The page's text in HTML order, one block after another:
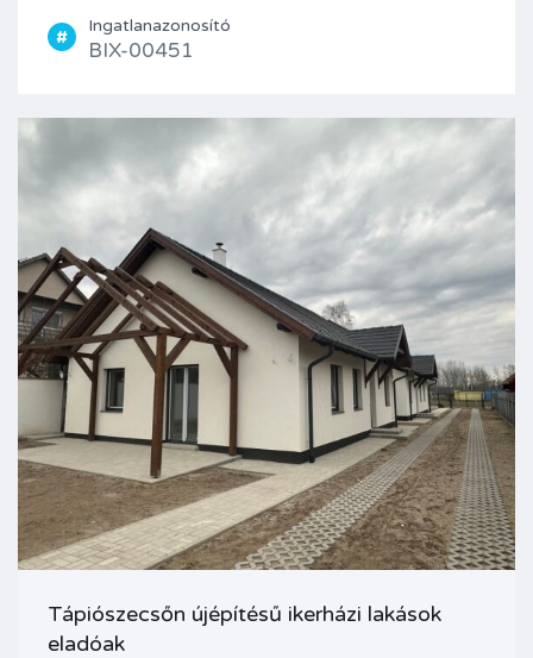
Ingatlanazonosító
BIX-00451
Tápiószecsőn újépítésű ikerházi lakások
eladóak